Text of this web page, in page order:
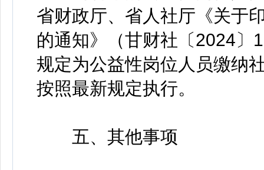
省财政厅、省人社厅《关于
的通知》（甘财社〔2024〕
规定为公益性岗位人员缴纳
按照最新规定执行。
五、其他事项